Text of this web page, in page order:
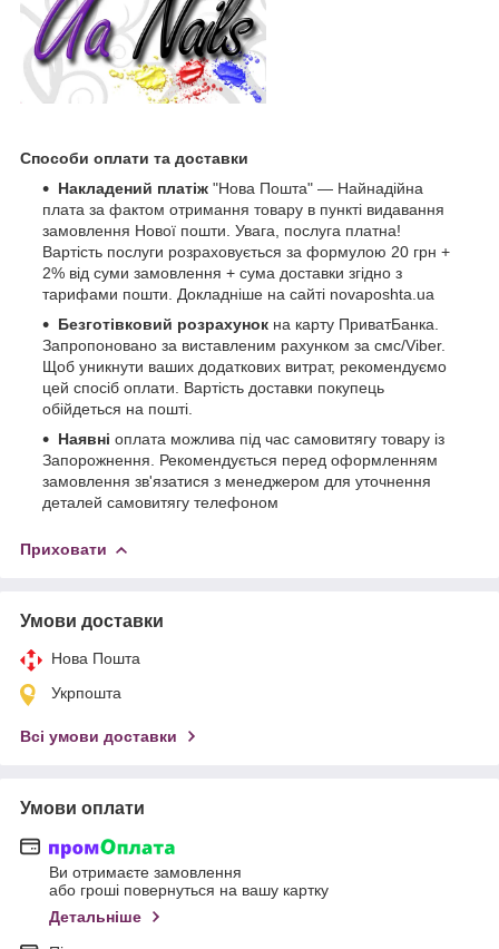
Способи оплати та доставки
Накладений платіж "Нова Пошта" — Найнадійна
плата за фактом отримання товару в пункті видавання
замовлення Нової пошти. Увага, послуга платна!
Вартість послуги розраховується за формулою 20 грн +
2% від суми замовлення + сума доставки згідно з
тарифами пошти. Докладніше на сайті novaposhta.ua
Безготівковий розрахунок на карту ПриватБанка.
Запропоновано за виставленим рахунком за смс/Viber.
Щоб уникнути ваших додаткових витрат, рекомендуємо
цей спосіб оплати. Вартість доставки покупець
обійдеться на пошті.
Наявні оплата можлива під час самовитягу товару із
Запорожнення. Рекомендується перед оформленням
замовлення зв'язатися з менеджером для уточнення
деталей самовитягу телефоном
Приховати
Умови доставки
Нова Пошта
Укрпошта
Всі умови доставки
Умови оплати
Ви отримаєте замовлення
або гроші повернуться на вашу картку
Детальніше